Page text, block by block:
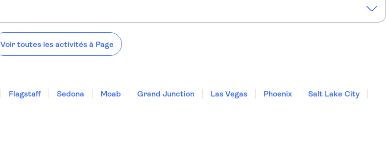
Voir toutes les activités à Page
Flagstaff Sedona Moab Grand Junction Las Vegas Phoenix
Salt Lake City